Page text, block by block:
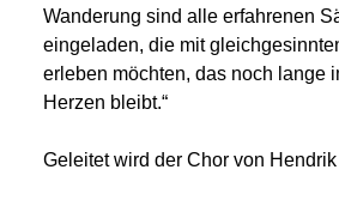
Wanderung sind alle erfahrenen
eingeladen, die mit
erleben möchten, das noch lange
Herzen bleibt.“
Geleitet wird der Chor von